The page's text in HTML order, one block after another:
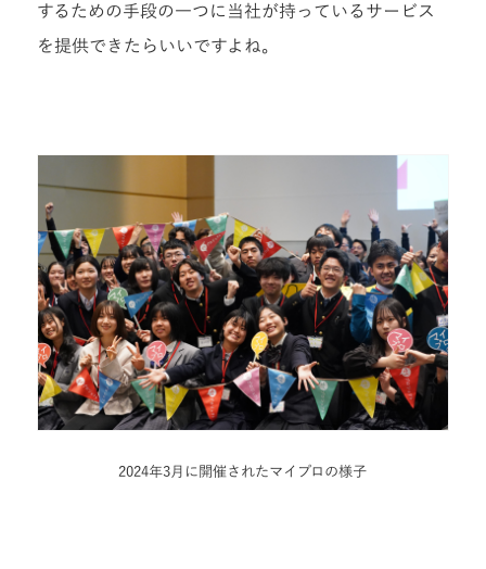
するための手段の一つに当社が持っているサービス
を提供できたらいいですよね。
2024年3月に開催されたマイプロの様子